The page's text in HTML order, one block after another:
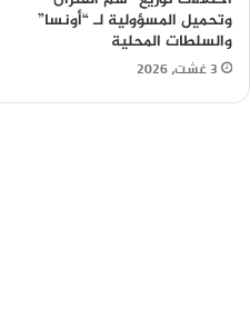
وتحميل المسؤولية لـ “أونسا”
والسلطات المحلية
3 غشت، 2026